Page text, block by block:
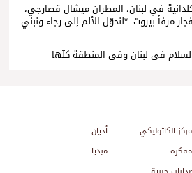
في لبنان، المطران ميشال قصارجي،
مرفأ بيروت: *لنحوّل الألم إلى رجاء ونبني
في لبنان وفي المنطقة كلّها
الكاثوليكي
أديان
ميديا